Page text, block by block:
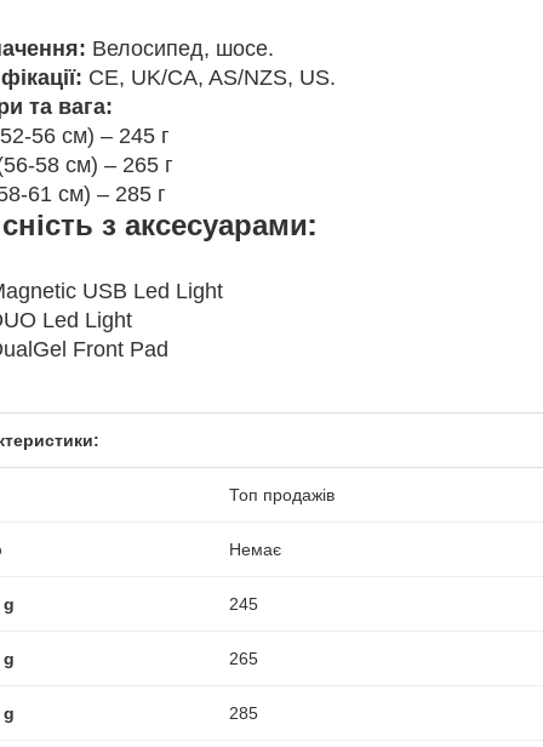
Велосипед, шосе.
CE, UK/CA, AS/NZS, US.
та вага:
56 см) – 245 г
58 см) – 265 г
61 см) – 285 г
з аксесуарами:
USB Led Light
Led Light
Front Pad
Топ продажів
Немає
g 245
g 265
g 285